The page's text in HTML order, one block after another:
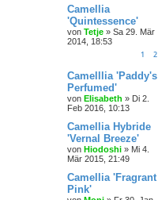
Camellia
'Quintessence'
von Tetje » Sa 29. Mär
2014, 18:53
1 2
Camelllia 'Paddy's
Perfumed'
von Elisabeth » Di 2.
Feb 2016, 10:13
Camellia Hybride
'Vernal Breeze'
von Hiodoshi » Mi 4.
Mär 2015, 21:49
Camellia 'Fragrant
Pink'